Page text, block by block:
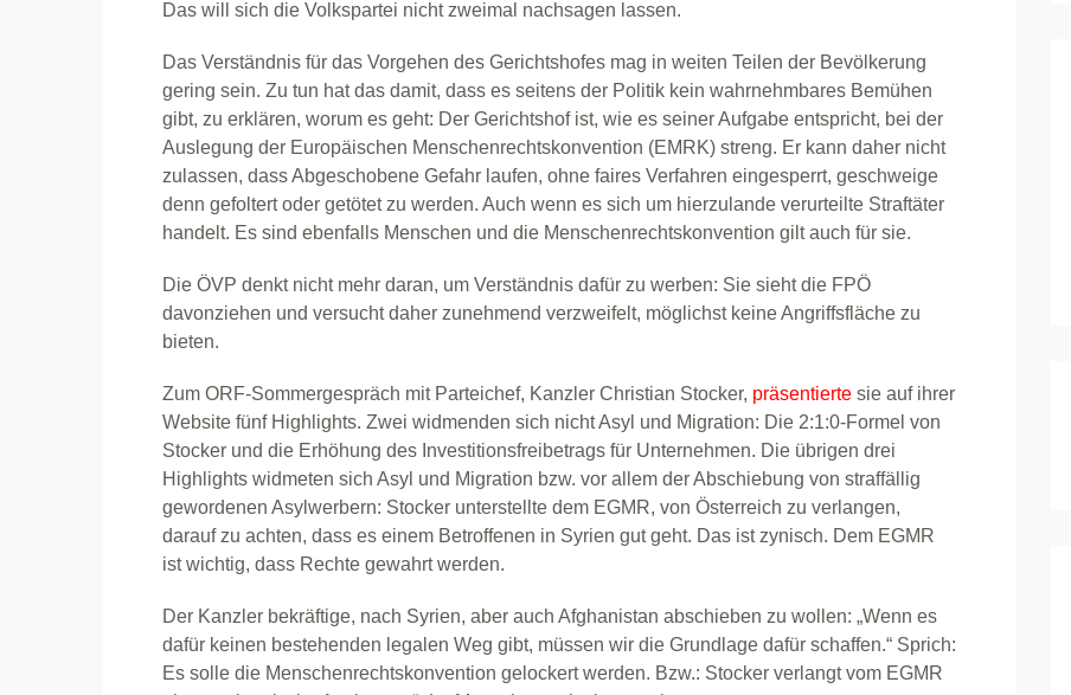
Das will sich die Volkspartei nicht zweimal nachsagen lassen.
Das Verständnis für das Vorgehen des Gerichtshofes mag in weiten Teilen der Bevölkerung
gering sein. Zu tun hat das damit, dass es seitens der Politik kein wahrnehmbares Bemühen
gibt, zu erklären, worum es geht: Der Gerichtshof ist, wie es seiner Aufgabe entspricht, bei der
Auslegung der Europäischen Menschenrechtskonvention (EMRK) streng. Er kann daher nicht
zulassen, dass Abgeschobene Gefahr laufen, ohne faires Verfahren eingesperrt, geschweige
denn gefoltert oder getötet zu werden. Auch wenn es sich um hierzulande verurteilte Straftäter
handelt. Es sind ebenfalls Menschen und die Menschenrechtskonvention gilt auch für sie.
Die ÖVP denkt nicht mehr daran, um Verständnis dafür zu werben: Sie sieht die FPÖ
davonziehen und versucht daher zunehmend verzweifelt, möglichst keine Angriffsfläche zu
bieten.
Zum ORF-Sommergespräch mit Parteichef, Kanzler Christian Stocker, präsentierte sie auf ihrer
Website fünf Highlights. Zwei widmenden sich nicht Asyl und Migration: Die 2:1:0-Formel von
Stocker und die Erhöhung des Investitionsfreibetrags für Unternehmen. Die übrigen drei
Highlights widmeten sich Asyl und Migration bzw. vor allem der Abschiebung von straffällig
gewordenen Asylwerbern: Stocker unterstellte dem EGMR, von Österreich zu verlangen,
darauf zu achten, dass es einem Betroffenen in Syrien gut geht. Das ist zynisch. Dem EGMR
ist wichtig, dass Rechte gewahrt werden.
Der Kanzler bekräftige, nach Syrien, aber auch Afghanistan abschieben zu wollen: „Wenn es
dafür keinen bestehenden legalen Weg gibt, müssen wir die Grundlage dafür schaffen.“ Sprich:
Es solle die Menschenrechtskonvention gelockert werden. Bzw.: Stocker verlangt vom EGMR